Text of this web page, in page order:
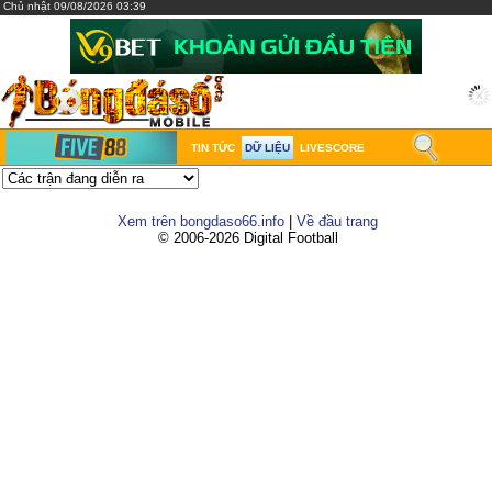
Chủ nhật 09/08/2026 03:39
TIN TỨC DỮ LIỆU LIVESCORE
Xem trên bongdaso66.info
Về đầu trang
© 2006-2026 Digital Football